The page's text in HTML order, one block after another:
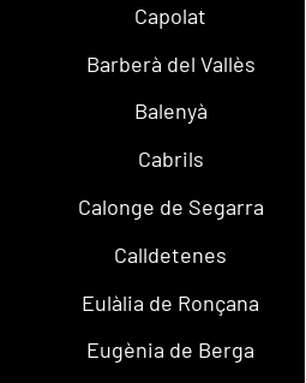
Capolat
Barberà del Vallès
Balenyà
Cabrils
Calonge de Segarra
Calldetenes
Eulàlia de Ronçana
Eugènia de Berga